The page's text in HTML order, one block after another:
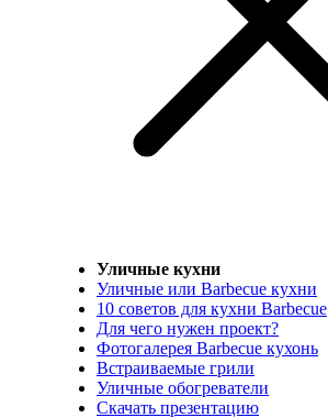
Уличные кухни
Уличные или Barbecue кухни
10 советов для кухни Barbecue
Для чего нужен проект?
Фотогалерея Barbecue кухонь
Встраиваемые грили
Уличные обогреватели
Скачать презентацию